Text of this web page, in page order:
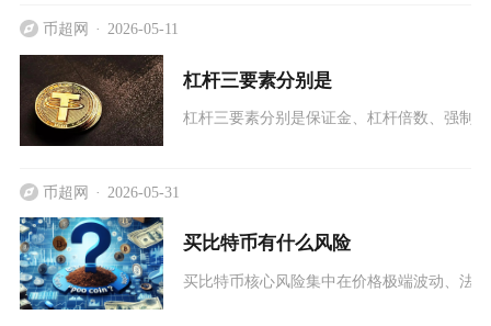
币超网 2026-05-11
杠杆三要素分别是
杠杆三要素分别是保证金、杠杆倍数、强制
币超网 2026-05-31
买比特币有什么风险
买比特币核心风险集中在价格极端波动、法